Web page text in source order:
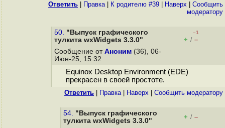
Ответить Правка| К родителю #39 Наверх
Cообщить
модератору
50. "Выпуск графического
тулкита wxWidgets 3.3.0"
–1
+ / –
Сообщение от Аноним (36), 06-
Июн-25, 15:32
Equinox Desktop Environment (EDE)
прекрасен в своей простоте.
Ответить Правка| Наверх Cообщить модератору
54. "Выпуск графического
тулкита wxWidgets 3.3.0"
+ / –